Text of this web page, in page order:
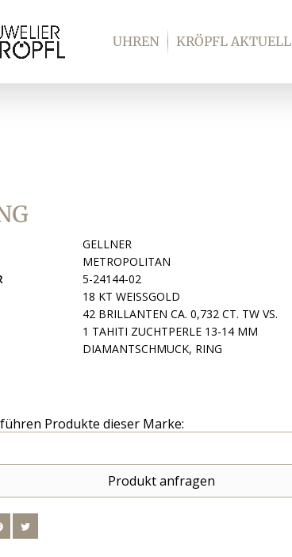
UHREN KRÖPFL AKTUELL
GELLNER
METROPOLITAN
5-24144-02
18 KT WEISSGOLD
42 BRILLANTEN CA. 0,732 CT. TW VS.
1 TAHITI ZUCHTPERLE 13-14 MM
DIAMANTSCHMUCK, RING
Produkte dieser Marke:
Produkt anfragen